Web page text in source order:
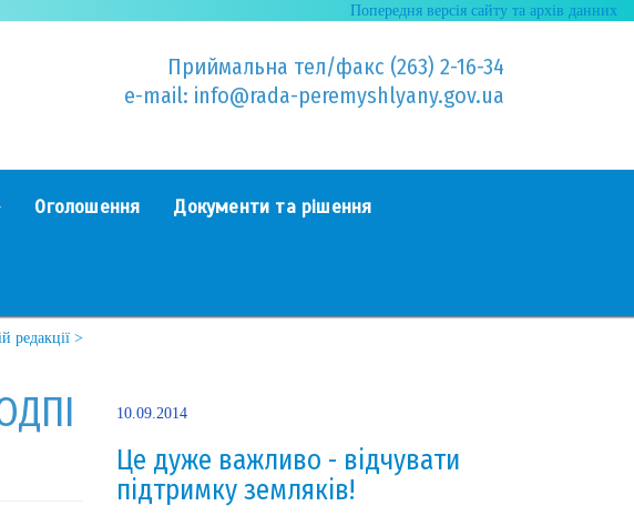
Попередня версія сайту та архів данних
Приймальна тел/факс (263) 2-16-34
e-mail: info@rada-peremyshlyany.gov.ua
Оголошення Документи та рішення
редакції >
10.09.2014
Це дуже важливо - відчувати
підтримку земляків!